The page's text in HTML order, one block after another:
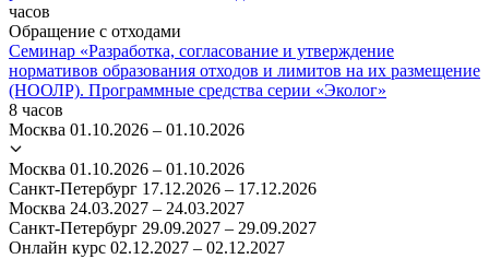
часов
Обращение с отходами
Семинар «Разработка, согласование и утверждение
нормативов образования отходов и лимитов на их размещение
(НООЛР). Программные средства серии «Эколог»
8 часов
Москва 01.10.2026 – 01.10.2026
Москва 01.10.2026 – 01.10.2026
Санкт-Петербург 17.12.2026 – 17.12.2026
Москва 24.03.2027 – 24.03.2027
Санкт-Петербург 29.09.2027 – 29.09.2027
Онлайн курс 02.12.2027 – 02.12.2027